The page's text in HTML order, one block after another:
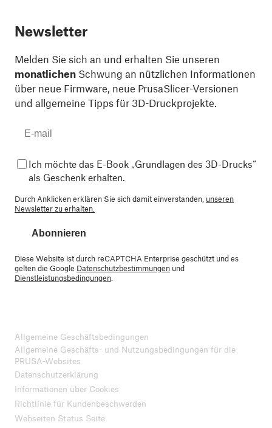
Newsletter
Melden Sie sich an und erhalten Sie unseren
monatlichen Schwung an nützlichen Informationen
über neue Firmware, neue PrusaSlicer-Versionen
und allgemeine Tipps für 3D-Druckprojekte.
Ich möchte das E-Book „Grundlagen des 3D-Drucks“
als Geschenk erhalten.
Durch Anklicken erklären Sie sich damit einverstanden, unseren
Newsletter zu erhalten.
Abonnieren
Diese Website ist durch reCAPTCHA Enterprise geschützt und es
gelten die Google Datenschutzbestimmungen und
Dienstleistungsbedingungen
Allgemeine Geschäftsbedingungen
Allgemeine Geschäfts- und Nutzungsbedingungen für die
PRUSA-Websites
Datenschutzerklärung
Informationen über Cookies
Richtlinie für Kundenbeschwerden
Webseiten Status Seite